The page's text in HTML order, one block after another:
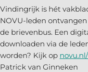
Vindingrijk is hét
NOVU-leden
de brievenbus. Een
downloaden via de
worden? Kijk op
Patrick van Ginneken